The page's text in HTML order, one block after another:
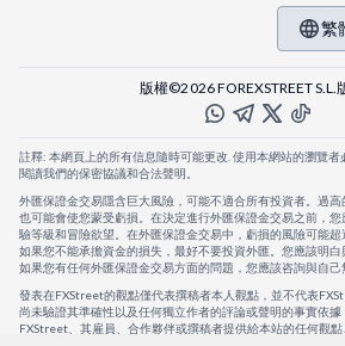
繁
版權©2026 FOREXSTREET S.L.
註釋: 本網頁上的所有信息隨時可能更改. 使用本網站的瀏覽
閱讀我們的保密協議和合法聲明。
外匯保證金交易隱含巨大風險，可能不適合所有投資者。過
也可能會使您蒙受虧損。在決定進行外匯保證金交易之前，
驗等級和冒險欲望。在外匯保證金交易中，虧損的風險可能超
如果您不能承擔資金的損失，最好不要投資外匯。您應該明白
如果您有任何外匯保證金交易方面的問題，您應該咨詢與自己
發表在FXStreet的觀點僅代表撰稿者本人觀點，並不代表
尚未驗證其準確性以及任何獨立作者的評論或聲明的事實依
FXStreet、其雇員、合作夥伴或撰稿者提供給本站的任何觀